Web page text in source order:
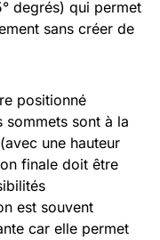
degrés) qui permet
sans créer de
positionné
sommets sont à la
une hauteur
finale doit être
est souvent
car elle permet